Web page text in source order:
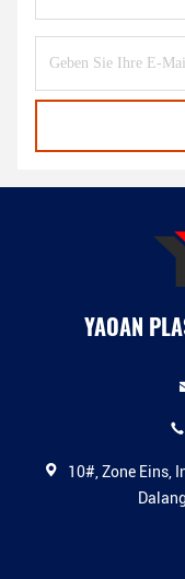
YAOAN
10#, Zone Eins,